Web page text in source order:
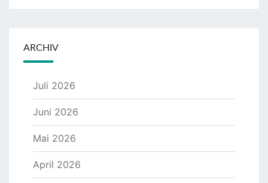
ARCHIV
Juli 2026
Juni 2026
Mai 2026
April 2026